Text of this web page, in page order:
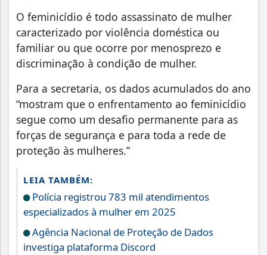
O feminicídio é todo assassinato de mulher
caracterizado por violência doméstica ou
familiar ou que ocorre por menosprezo e
discriminação à condição de mulher.
Para a secretaria, os dados acumulados do ano
“mostram que o enfrentamento ao feminicídio
segue como um desafio permanente para as
forças de segurança e para toda a rede de
proteção às mulheres.”
LEIA TAMBÉM:
Polícia registrou 783 mil atendimentos
especializados à mulher em 2025
Agência Nacional de Proteção de Dados
investiga plataforma Discord